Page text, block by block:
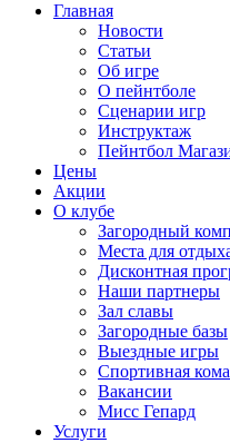
Главная
Новости
Статьи
Об игре
О пейнтболе
Сценарии игр
Инструктаж
Пейнтбол
Цены
Акции
О клубе
Загородный
Места для
Дисконтная
Наши партнеры
Зал славы
Загородные базы
Выездные игры
Спортивная
Вакансии
Мисс Гепард
Услуги